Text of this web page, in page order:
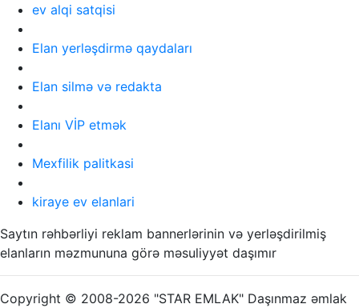
ev alqi satqisi
Elan yerləşdirmə qaydaları
Elan silmə və redakta
Elanı VİP etmək
Mexfilik palitkasi
kiraye ev elanlari
Saytın rəhbərliyi reklam bannerlərinin və yerləşdirilmiş
elanların məzmununa görə məsuliyyət daşımır
Copyright © 2008-2026 "STAR EMLAK" Daşınmaz əmlak